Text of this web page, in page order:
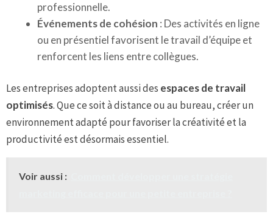
professionnelle.
Événements de cohésion : Des activités en ligne
ou en présentiel favorisent le travail d’équipe et
renforcent les liens entre collègues.
Les entreprises adoptent aussi des espaces de travail
optimisés. Que ce soit à distance ou au bureau, créer un
environnement adapté pour favoriser la créativité et la
productivité est désormais essentiel.
Voir aussi :